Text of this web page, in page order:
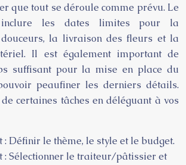
que tout se déroule comme prévu. Le
les dates limites pour la
la livraison des fleurs et la
Il est également important de
suffisant pour la mise en place du
peaufiner les derniers détails.
certaines tâches en déléguant à vos
: Définir le thème, le style et le budget.
: Sélectionner le traiteur/pâtissier et